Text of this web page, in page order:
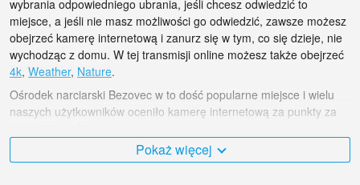
wybrania odpowiedniego ubrania, jeśli chcesz odwiedzić to
miejsce, a jeśli nie masz możliwości go odwiedzić, zawsze możesz
obejrzeć kamerę internetową i zanurz się w tym, co się dzieje, nie
wychodząc z domu. W tej transmisji online możesz także obejrzeć
4k, Weather, Nature.
Ośrodek narciarski Bezovec w to dość popularne miejsce i wielu
naszych użytkowników oceniło kamerę internetową za punkty za
Słowacja jest bardzo różnorodny i jest mnóstwo miejsc, które
Pokaż więcej